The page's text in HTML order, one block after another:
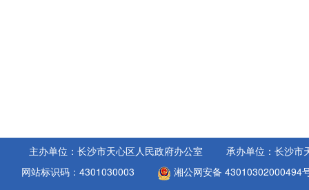
主办单位：长沙市天心区人民政府办公室
承办单位：长沙市
网站标识码：4301030003
湘公网安备 43010302000494